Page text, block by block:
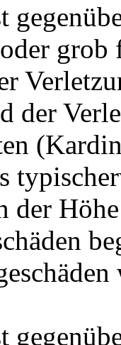
grob
der
der